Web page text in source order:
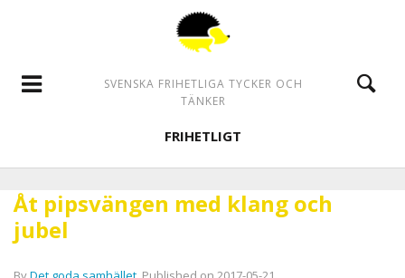
SVENSKA FRIHETLIGA TYCKER OCH
TÄNKER
FRIHETLIGT
Åt pipsvängen med klang och
jubel